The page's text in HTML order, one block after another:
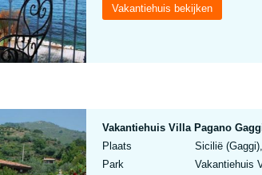
Vakantiehuis bekijken
Vakantiehuis Villa Pagano
Plaats
Sicilië
Park
Vakantiehuis